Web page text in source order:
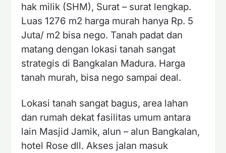
hak milik (SHM), Surat – surat lengkap.
Luas 1276 m2 harga murah hanya Rp. 5
Juta/ m2 bisa nego. Tanah padat dan
matang dengan lokasi tanah sangat
strategis di Bangkalan Madura. Harga
tanah murah, bisa nego sampai deal.
Lokasi tanah sangat bagus, area lahan
dan rumah dekat fasilitas umum antara
lain Masjid Jamik, alun – alun Bangkalan,
hotel Rose dll. Akses jalan masuk